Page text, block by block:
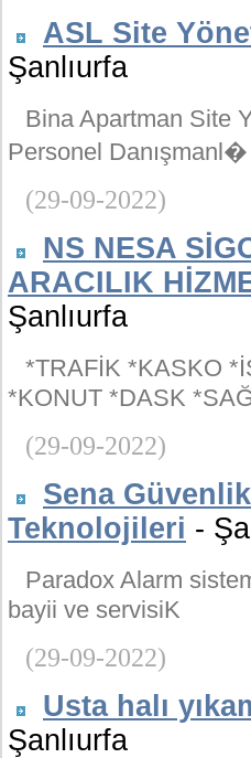
ASL Site
Şanlıurfa
Bina Apartman Site
Personel Danışmanl�
(29-09-2022)
NS NESA
ARACILIK
Şanlıurfa
*TRAFİK *KASKO
*KONUT *DASK
(29-09-2022)
Sena Güvenlik
Teknolojileri -
Paradox Alarm
bayii ve servisiK
(29-09-2022)
Usta halı
Şanlıurfa